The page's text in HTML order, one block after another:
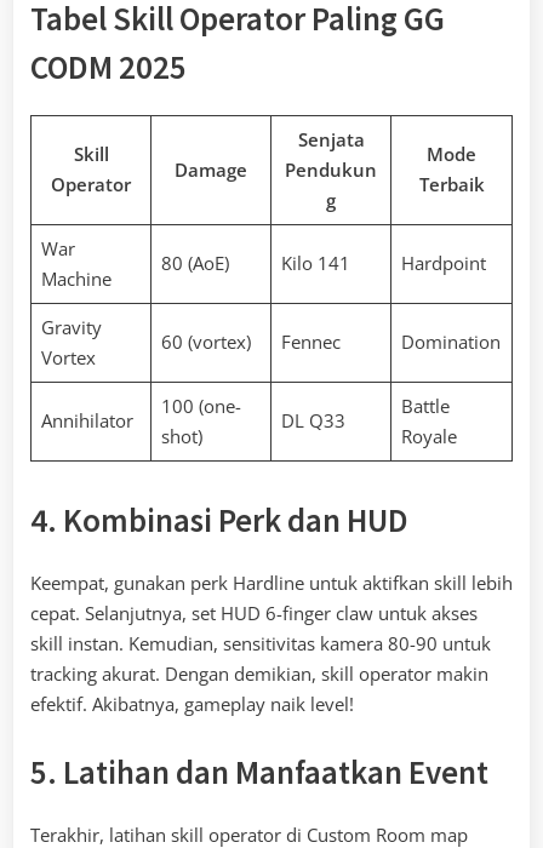
Tabel Skill Operator Paling GG
CODM 2025
Skill
Operator
Damage
Senjata
Pendukun
g
Mode
Terbaik
War
Machine
80 (AoE) Kilo 141 Hardpoint
Gravity
Vortex
60 (vortex) Fennec Domination
Annihilator
100 (one-
shot)
DL Q33
Battle
Royale
4. Kombinasi Perk dan HUD
Keempat, gunakan perk Hardline untuk aktifkan skill lebih
cepat. Selanjutnya, set HUD 6-finger claw untuk akses
skill instan. Kemudian, sensitivitas kamera 80-90 untuk
tracking akurat. Dengan demikian, skill operator makin
efektif. Akibatnya, gameplay naik level!
5. Latihan dan Manfaatkan Event
Terakhir, latihan skill operator di Custom Room map